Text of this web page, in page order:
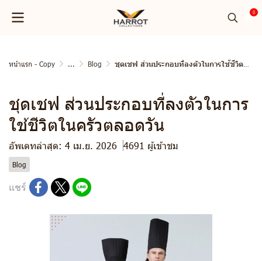
0
หน้าแรก - Copy ... Blog ชุดเชฟ ส่วนประกอบที่ลงตัวในการใช้ชีวิตในครัวตลอดวัน
ชุดเชฟ ส่วนประกอบที่ลงตัวในการ
ใช้ชีวิตในครัวตลอดวัน
อัพเดทล่าสุด: 4 เม.ย. 2026 4691 ผู้เข้าชม
Blog
แชร์